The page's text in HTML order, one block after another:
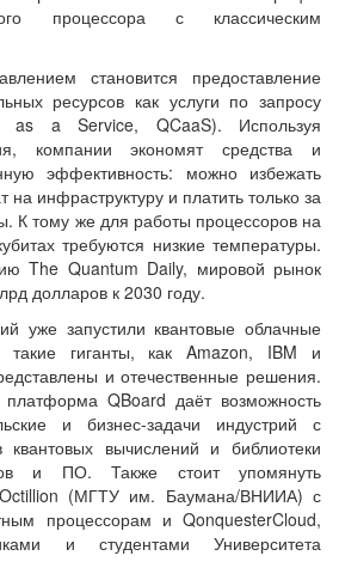
процессора с классическим
становится предоставление
ресурсов как услуги по запросу
as a Service, QCaaS). Используя
компании экономят средства и
эффективность: можно избежать
на инфраструктуру и платить только за
К тому же для работы процессоров на
требуются низкие температуры.
The Quantum Daily, мировой рынок
долларов к 2030 году.
уже запустили квантовые облачные
гиганты, как Amazon, IBM и
и отечественные решения.
QBoard даёт возможность
и бизнес-задачи индустрий с
вычислений и библиотеки
и ПО. Также стоит упомянуть
(МГТУ им. Баумана/ВНИИА) с
процессорам и QonquesterCloud,
и студентами Университета